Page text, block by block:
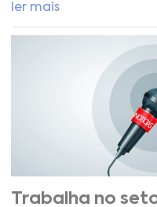
Portugal e na Europa.
europeus,
oficialmente as
Não é o fim!
começamos um novo
par e passo, com os
formador@s/tutor@s.
ler mais
Trabalha no